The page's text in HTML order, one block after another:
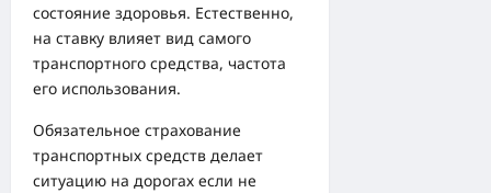
состояние здоровья. Естественно,
на ставку влияет вид самого
транспортного средства, частота
его использования.
Обязательное страхование
транспортных средств делает
ситуацию на дорогах если не